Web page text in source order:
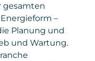
gesamten
–
Planung und
und Wartung.